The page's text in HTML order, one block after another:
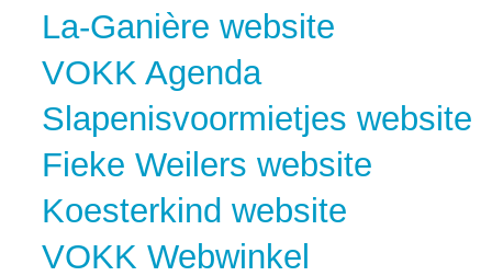
La-Ganière website
VOKK Agenda
Slapenisvoormietjes website
Fieke Weilers website
Koesterkind website
VOKK Webwinkel